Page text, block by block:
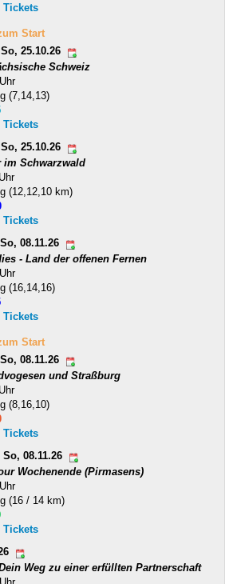
Tickets
Start
25.10.26
Schweiz
(7,14,13)
Tickets
25.10.26
im Schwarzwald
(12,12,10 km)
Tickets
08.11.26
- Land der offenen Fernen
(16,14,16)
Tickets
Start
08.11.26
und Straßburg
(8,16,10)
Tickets
So, 08.11.26
Wochenende (Pirmasens)
(16 / 14 km)
Tickets
Weg zu einer erfüllten Partnerschaft